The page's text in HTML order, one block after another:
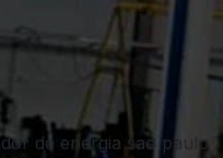
de energia sao paulo